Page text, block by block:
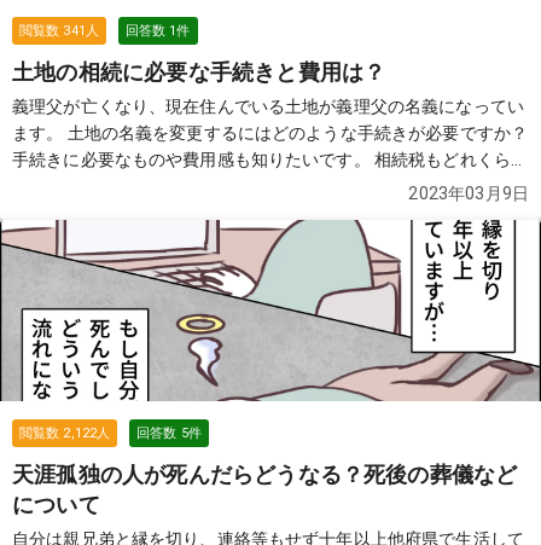
閲覧数 341 人 回答数 1件
土地の相続に必要な手続きと費用は？
義理父が亡くなり、現在住んでいる土地が義理父の名義になってい
ます。 土地の名義を変更するにはどのような手続きが必要ですか？
手続きに必要なものや費用感も知りたいです。 相続税もどれくらい
2023年03月9日
閲覧数 2,122人 回答数 5件
天涯孤独の人が死んだらどうなる？死後の葬儀など
について
自分は親兄弟と縁を切り、連絡等もせず十年以上他府県で生活して